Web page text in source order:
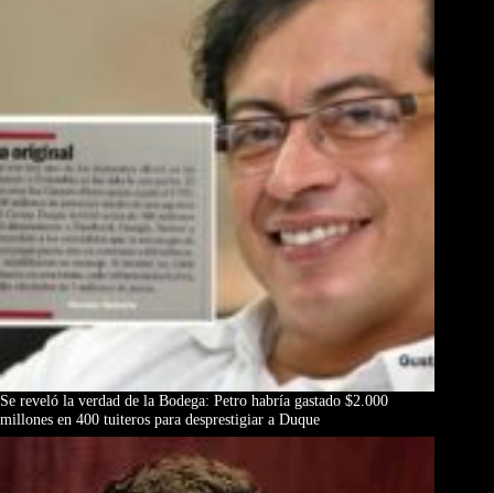
Se reveló la verdad de la Bodega: Petro habría gastado $2.000
millones en 400 tuiteros para desprestigiar a Duque